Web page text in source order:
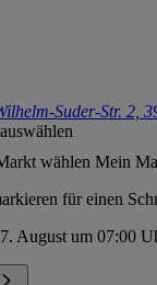
Suder-Str. 2,
wählen Mein
für einen
August um 07:00